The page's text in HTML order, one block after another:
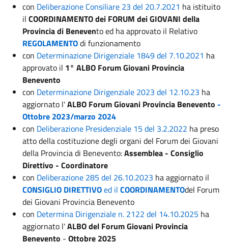
con Deliberazione Consiliare 23 del 20.7.2021 ha istituito
il COORDINAMENTO dei FORUM dei GIOVANI della
Provincia di Benevento ed ha approvato il Relativo
REGOLAMENTOdi funzionamento
con Determinazione Dirigenziale 1849 del 7.10.2021 ha
approvato il 1° ALBO Forum Giovani Provincia
Benevento
con Determinazione Dirigenziale 2023 del 12.10.23 ha
aggiornato l'ALBO Forum Giovani Provincia Benevento -
Ottobre 2023/marzo 2024
con Deliberazione Presidenziale 15 del 3.2.2022 ha preso
atto della costituzione degli organi del Forum dei Giovani
della Provincia di Benevento:Assemblea - Consiglio
Direttivo - Coordinatore
con Deliberazione 285 del 26.10.2023 ha aggiornato il
CONSIGLIO DIRETTIVOed il COORDINAMENTOdel Forum
dei Giovani Provincia Benevento
con Determina Dirigenziale n. 2122 del 14.10.2025 ha
aggiornato l'ALBO del Forum Giovani Provincia
Benevento - Ottobre 2025